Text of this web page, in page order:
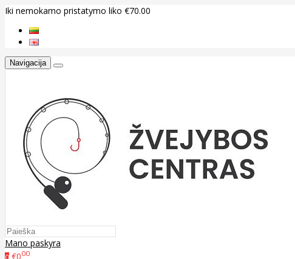
Iki nemokamo pristatymo liko €70.00
Navigacija
Mano paskyra
0 €000